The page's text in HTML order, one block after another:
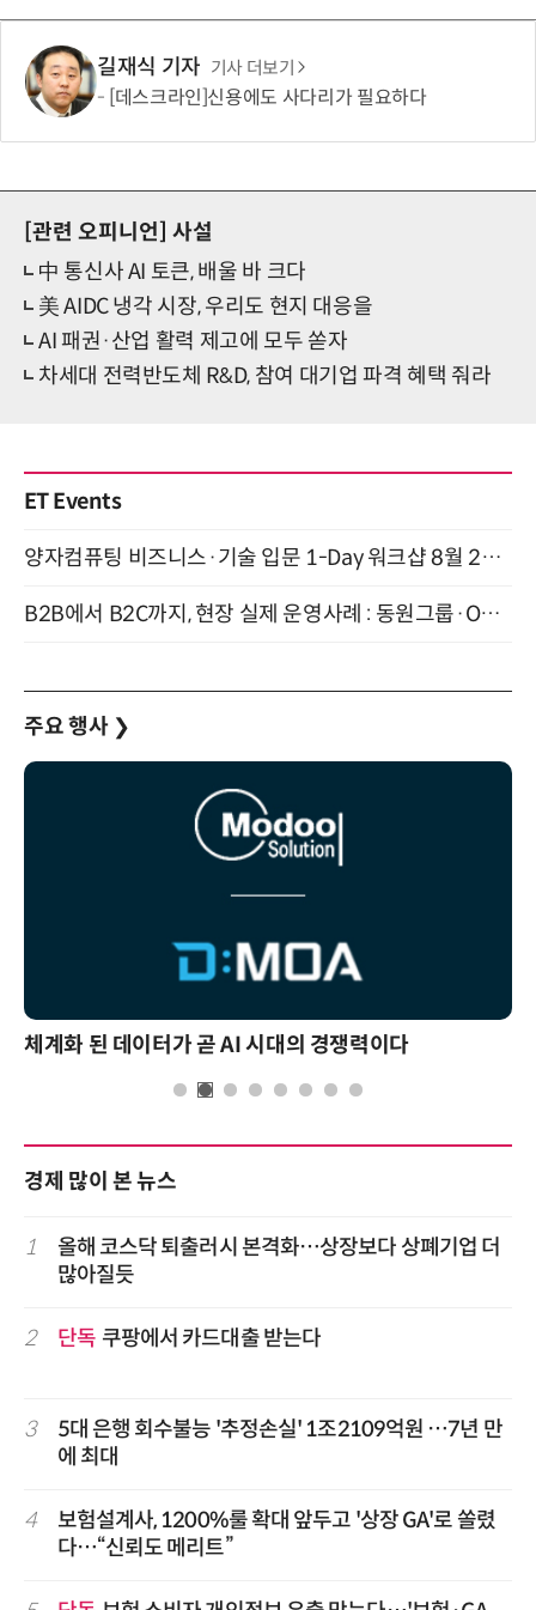
길재식 기자 기사 더보기
[데스크라인]신용에도 사다리가 필요하다
[관련 오피니언] 사설
中 통신사 AI 토큰, 배울 바 크다
美 AIDC 냉각 시장, 우리도 현지 대응을
AI 패권·산업 활력 제고에 모두 쏟자
차세대 전력반도체 R&D, 참여 대기업 파격 혜택 줘라
ET Events
양자컴퓨팅 비즈니스·기술 입문 1-Day 워크샵 8월 28일 개최
B2B에서 B2C까지, 현장 실제 운영사례 : 동원그룹·OCI·다이닝브랜즈그룹·당근 (8/27)
주요 행사 ❯
체계화 된 데이터가 곧 AI 시대의 경쟁력이다
경제 많이 본 뉴스
1
올해 코스닥 퇴출러시 본격화…상장보다 상폐기업 더
많아질듯
2 단독 쿠팡에서 카드대출 받는다
3
5대 은행 회수불능 '추정손실' 1조2109억원 …7년 만
에 최대
4
보험설계사, 1200%룰 확대 앞두고 '상장 GA'로 쏠렸
다…“신뢰도 메리트”